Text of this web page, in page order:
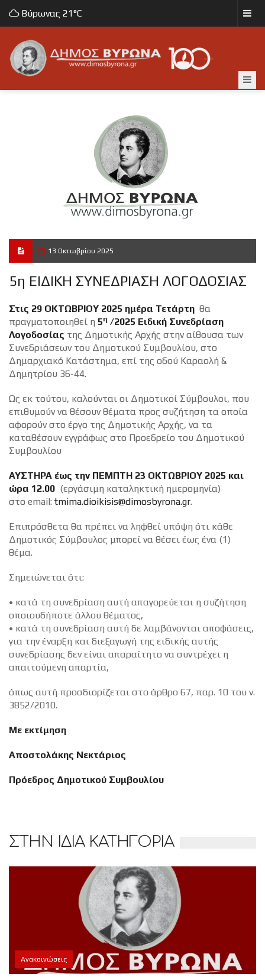
Βύρωνας 21°C
13 Οκτωβρίου 2025
5η ΕΙΔΙΚΗ ΣΥΝΕΔΡΙΑΣΗ ΛΟΓΟΔΟΣΙΑΣ
Στις 29 ΟΚΤΩΒΡΙΟΥ 2025 ημέρα Τετάρτη θα
πραγματοποιηθεί η 5η /2025 Ειδική Συνεδρίαση
Λογοδοσίας της Δημοτικής Αρχής στην αίθουσα των
Συνεδριάσεων του Δημοτικού Συμβουλίου, στο
Δημαρχιακό Κατάστημα, επί της οδού Καραολή &
Δημητρίου 36-44.
Ως εκ τούτου, καλούνται οι Δημοτικοί Σύμβουλοι, που
επιθυμούν να θέσουν θέματα προς συζήτηση τα οποία
αφορούν στο έργο της Δημοτικής Αρχής, να τα
καταθέσουν εγγράφως στο Προεδρείο του Δημοτικού
Συμβουλίου
ΑΥΣΤΗΡΑ έως την ΠΕΜΠΤΗ 23 ΟΚΤΩΒΡΙΟΥ 2025 και
ώρα 12.00 (εργάσιμη καταληκτική ημερομηνία)
στο email: tmima.dioikisis@dimosbyrona.gr.
Επιπρόσθετα θα πρέπει να ληφθεί υπόψη ότι κάθε
Δημοτικός Σύμβουλος μπορεί να θέσει έως ένα (1)
θέμα.
Σημειώνεται ότι:
• κατά τη συνεδρίαση αυτή απαγορεύεται η συζήτηση
οποιουδήποτε άλλου θέματος,
• κατά τη συνεδρίαση αυτή δε λαμβάνονται αποφάσεις,
για την έναρξη και διεξαγωγή της ειδικής αυτής
συνεδρίασης δεν είναι απαραίτητο να συντρέχει η
απαιτούμενη απαρτία,
όπως αυτή προσδιορίζεται στο άρθρο 67, παρ. 10 του ν.
3852/2010.
Με εκτίμηση
Αποστολάκης Νεκτάριος
Πρόεδρος Δημοτικού Συμβουλίου
ΣΤΗΝ ΙΔΙΑ ΚΑΤΗΓΟΡΙΑ
Ανακοινώσεις